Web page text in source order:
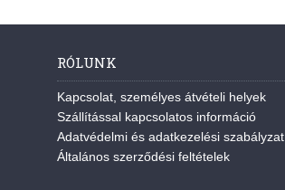
RÓLUNK
Kapcsolat, személyes átvételi helyek
Szállítással kapcsolatos információ
Adatvédelmi és adatkezelési szabályzat
Általános szerződési feltételek